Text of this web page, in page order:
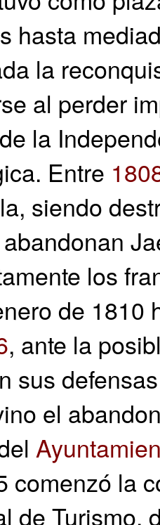
hasta
la
al perder
la
Entre
siendo
los
de 1810
, ante la
sus
el
comenzó la
de Turismo,